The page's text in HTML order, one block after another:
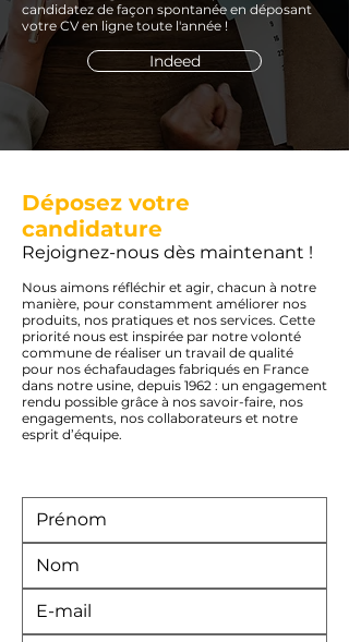
candidatez de façon spontanée en déposant
votre CV en ligne toute l'année !
Indeed
Déposez votre
candidature
Rejoignez-nous dès maintenant !
Nous aimons réfléchir et agir, chacun à notre
manière, pour constamment améliorer nos
produits, nos pratiques et nos services. Cette
priorité nous est inspirée par notre volonté
commune de réaliser un travail de qualité
pour nos échafaudages fabriqués en France
dans notre usine, depuis 1962 : un engagement
rendu possible grâce à nos savoir-faire, nos
engagements, nos collaborateurs et notre
esprit d’équipe.